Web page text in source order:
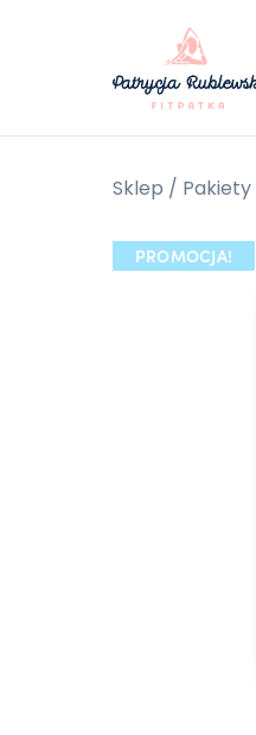
Sklep / Pakiety
PROMOCJA!